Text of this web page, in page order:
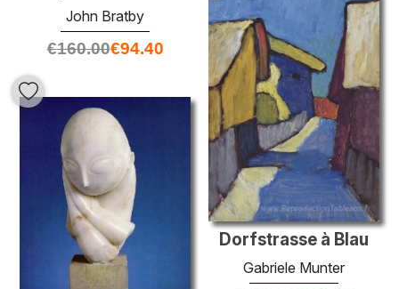
John Bratby
€160.00€94.40
Dorfstrasse à Blau
Gabriele Munter